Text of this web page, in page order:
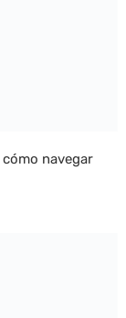
navegar